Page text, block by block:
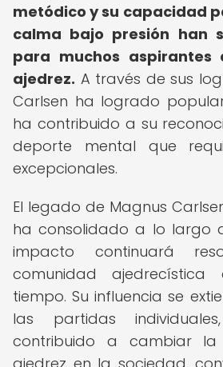
metódico y su capacidad
calma bajo presión han
para muchos aspirantes
ajedrez. A través de sus
Carlsen ha logrado
ha contribuido a su
deporte mental que
excepcionales.
El legado de Magnus
ha consolidado a lo largo
impacto continuará
comunidad ajedrecística
tiempo. Su influencia se
las partidas
contribuido a cambiar la